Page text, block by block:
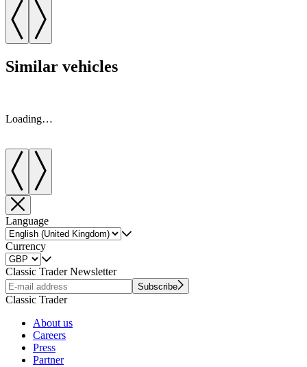
Similar vehicles
Loading…
Language
Currency
Classic Trader Newsletter
Subscribe
Classic Trader
About us
Careers
Press
Partner